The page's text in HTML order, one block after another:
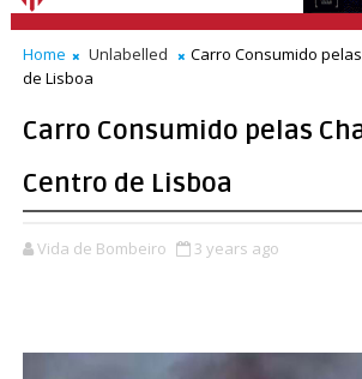
Home Unlabelled
Carro Consumido
de Lisboa
Carro Consumido pelas
Centro de Lisboa
Vida de Bombeiro 3 years ago